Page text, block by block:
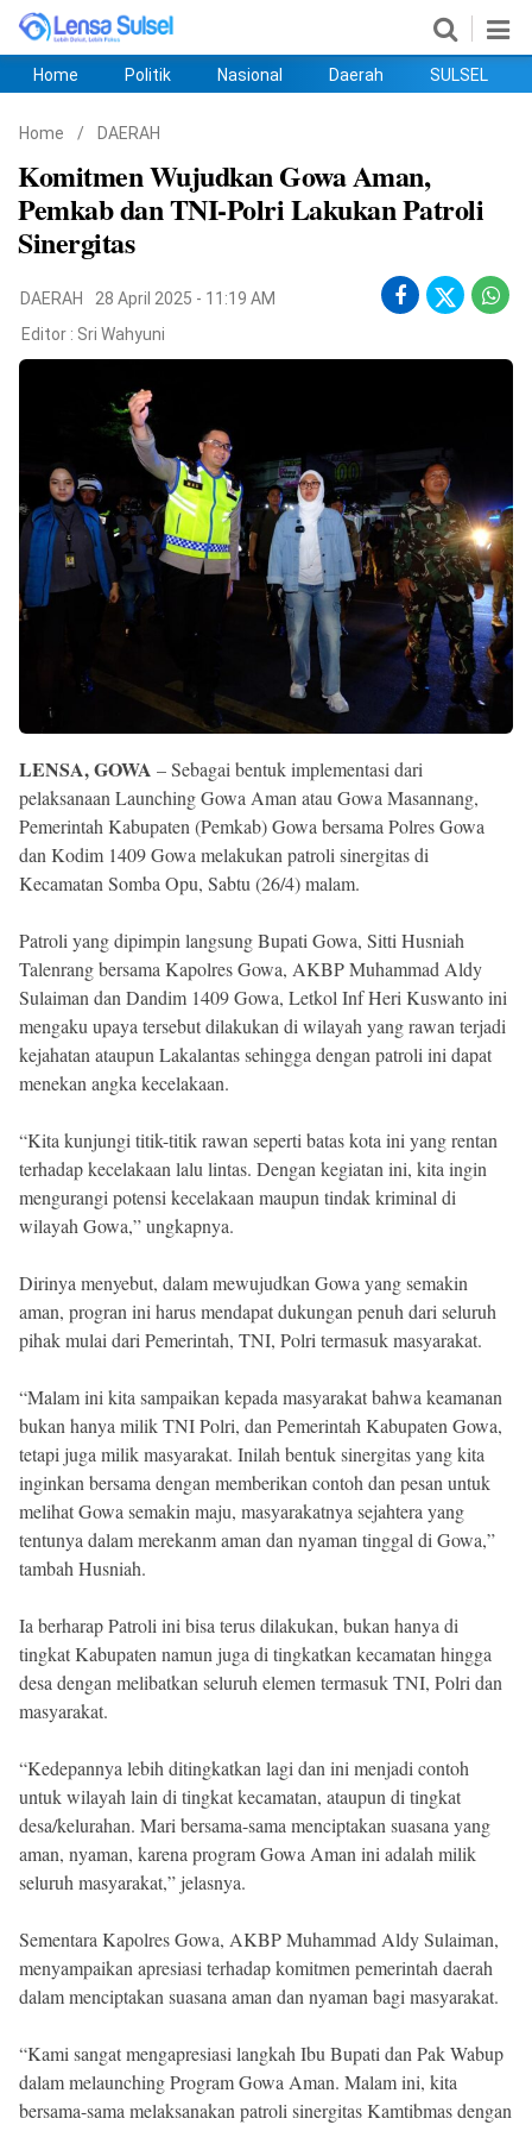
lensasulsel.com
Right
Reserved
Home Politik Nasional Daerah SULSEL
Home / DAERAH
Komitmen Wujudkan Gowa Aman,
Pemkab dan TNI-Polri Lakukan Patroli
Sinergitas
DAERAH
28 April 2025 - 11:19 AM
Editor : Sri Wahyuni
LENSA, GOWA – Sebagai bentuk implementasi dari
pelaksanaan Launching Gowa Aman atau Gowa Masannang,
Pemerintah Kabupaten (Pemkab) Gowa bersama Polres Gowa
dan Kodim 1409 Gowa melakukan patroli sinergitas di
Kecamatan Somba Opu, Sabtu (26/4) malam.
Patroli yang dipimpin langsung Bupati Gowa, Sitti Husniah
Talenrang bersama Kapolres Gowa, AKBP Muhammad Aldy
Sulaiman dan Dandim 1409 Gowa, Letkol Inf Heri Kuswanto ini
mengaku upaya tersebut dilakukan di wilayah yang rawan terjadi
kejahatan ataupun Lakalantas sehingga dengan patroli ini dapat
menekan angka kecelakaan.
“Kita kunjungi titik-titik rawan seperti batas kota ini yang rentan
terhadap kecelakaan lalu lintas. Dengan kegiatan ini, kita ingin
mengurangi potensi kecelakaan maupun tindak kriminal di
wilayah Gowa,” ungkapnya.
Dirinya menyebut, dalam mewujudkan Gowa yang semakin
aman, progran ini harus mendapat dukungan penuh dari seluruh
pihak mulai dari Pemerintah, TNI, Polri termasuk masyarakat.
“Malam ini kita sampaikan kepada masyarakat bahwa keamanan
bukan hanya milik TNI Polri, dan Pemerintah Kabupaten Gowa,
tetapi juga milik masyarakat. Inilah bentuk sinergitas yang kita
inginkan bersama dengan memberikan contoh dan pesan untuk
melihat Gowa semakin maju, masyarakatnya sejahtera yang
tentunya dalam merekanm aman dan nyaman tinggal di Gowa,”
tambah Husniah.
Ia berharap Patroli ini bisa terus dilakukan, bukan hanya di
tingkat Kabupaten namun juga di tingkatkan kecamatan hingga
desa dengan melibatkan seluruh elemen termasuk TNI, Polri dan
masyarakat.
“Kedepannya lebih ditingkatkan lagi dan ini menjadi contoh
untuk wilayah lain di tingkat kecamatan, ataupun di tingkat
desa/kelurahan. Mari bersama-sama menciptakan suasana yang
aman, nyaman, karena program Gowa Aman ini adalah milik
seluruh masyarakat,” jelasnya.
Sementara Kapolres Gowa, AKBP Muhammad Aldy Sulaiman,
menyampaikan apresiasi terhadap komitmen pemerintah daerah
dalam menciptakan suasana aman dan nyaman bagi masyarakat.
“Kami sangat mengapresiasi langkah Ibu Bupati dan Pak Wabup
dalam melaunching Program Gowa Aman. Malam ini, kita
bersama-sama melaksanakan patroli sinergitas Kamtibmas dengan